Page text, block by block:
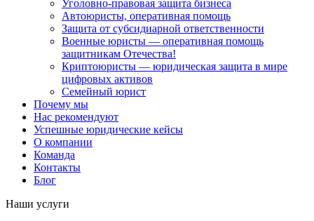
Уголовно-правовая защита бизнеса
Автоюристы, оперативная помощь
Защита от субсидиарной ответственности
Военные юристы — оперативная помощь
защитникам Отечества!
Криптоюристы — юридическая защита в мире
цифровых активов
Семейный юрист
Почему мы
Нас рекомендуют
Успешные юридические кейсы
О компании
Команда
Контакты
Блог
Наши услуги